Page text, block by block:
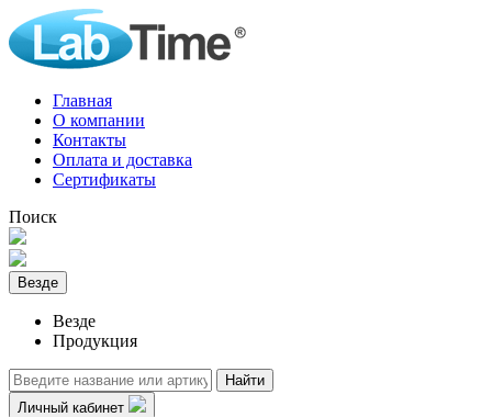
Главная
О компании
Контакты
Оплата и доставка
Сертификаты
Поиск
Везде
Везде
Продукция
Найти
Личный кабинет